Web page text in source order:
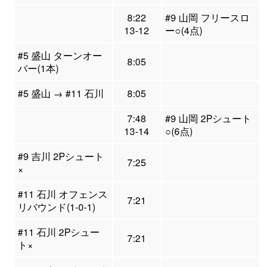
8:22
13-12
#9 山岡 フリースロ
ー○(4点)
#5 盛山 ターンオー
バー(1本)
8:05
#5 盛山 → #11 石川
8:05
7:48
13-14
#9 山岡 2Pシュート
○(6点)
#9 吉川 2Pシュート
×
7:25
#11 石川 オフェンス
リバウンド(1-0-1)
7:21
#11 石川 2Pシュー
ト×
7:21